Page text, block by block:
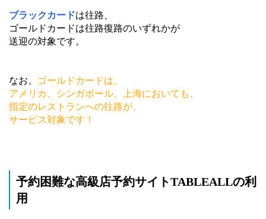
ブラックカードは往路、
ゴールドカードは往路復路のいずれかが
送迎の対象です。
なお、
ゴールドカードは、
アメリカ、シンガポール、上海においても、
指定のレストランへの往路が、
サービス対象です！
予約困難な高級店予約サイトTABLEALLの利
用